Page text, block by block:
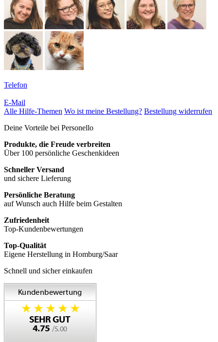
Telefon
E-Mail
Alle Hilfe-Themen Wo ist meine Bestellung? Bestellung widerrufen
Deine Vorteile bei Personello
Produkte, die Freude verbreiten
Über 100 persönliche Geschenkideen
Schneller Versand
und sichere Lieferung
Persönliche Beratung
auf Wunsch auch Hilfe beim Gestalten
Zufriedenheit
Top-Kundenbewertungen
Top-Qualität
Eigene Herstellung in Homburg/Saar
Schnell und sicher einkaufen